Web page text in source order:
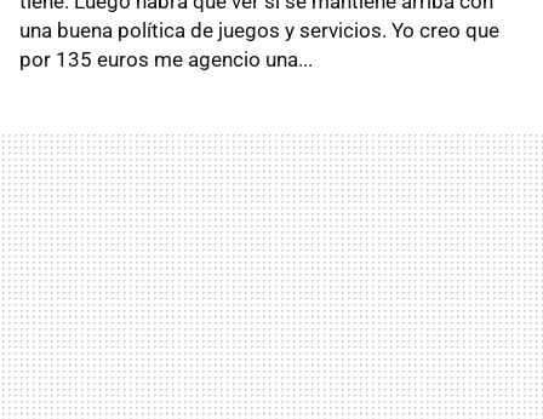
una buena política de juegos y servicios. Yo creo que
por 135 euros me agencio una...